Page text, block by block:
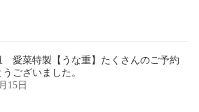
愛菜特製【うな重】たくさんのご予約
ございました。
15日